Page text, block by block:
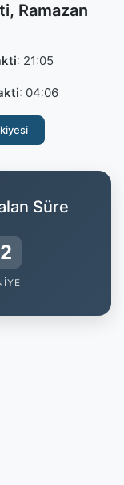
Ramazan
: 21:05
: 04:06
Süre